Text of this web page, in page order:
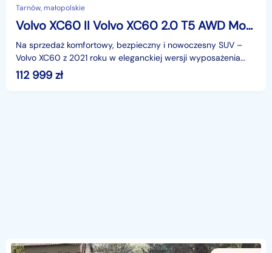
Tarnów, małopolskie
Volvo XC60 II Volvo XC60 2.0 T5 AWD Momentum (2021) – Denim Blue Metallic !
Na sprzedaż komfortowy, bezpieczny i nowoczesny SUV –
Volvo XC60 z 2021 roku w eleganckiej wersji wyposażenia
Momentum. Samochód napędzany jest dynamicznym siln
112 999 zł